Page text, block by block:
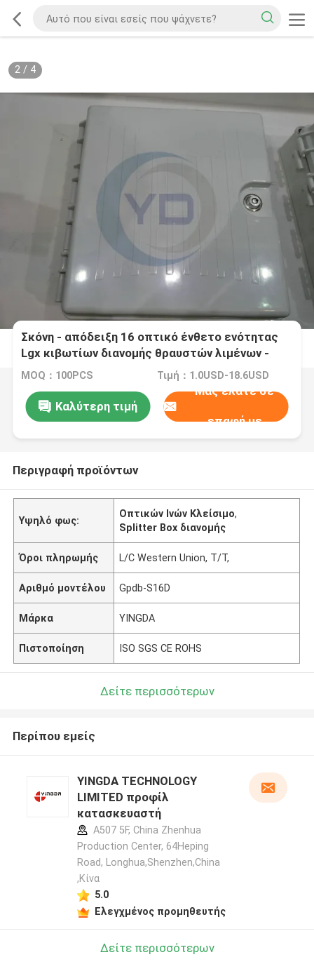
2/ 4
Σκόνη - απόδειξη 16 οπτικό ένθετο ενότητας
Lgx κιβωτίων διανομής θραυστών λιμένων -
ύφος
MOQ：100PCS Τιμή：1.0USD-18.6USD
Καλύτερη τιμή
Μας ελάτε σε
επαφή με
Περιγραφή προϊόντων
Υψηλό φως:
Οπτικών Ινών Κλείσιμο,
Splitter Box διανομής
Όροι πληρωμής L/C Western Union, T/T,
Αριθμό μοντέλου Gpdb-S16D
Μάρκα YINGDA
Πιστοποίηση ISO SGS CE ROHS
Δείτε περισσότερων
Περίπου εμείς
YINGDA TECHNOLOGY
LIMITED προφίλ
κατασκευαστή
A507 5F, China Zhenhua
Production Center, 64Heping
Road, Longhua,Shenzhen,China
,Κίνα
5.0
Ελεγχμένος προμηθευτής
Δείτε περισσότερων